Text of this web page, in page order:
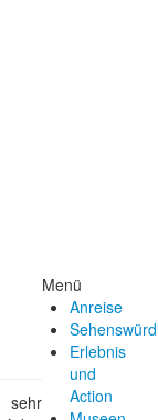
Menü
Anreise
Erlebnis
und
Action